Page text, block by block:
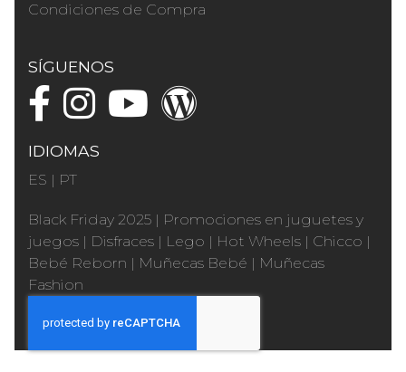
Condiciones de Compra
SÍGUENOS
IDIOMAS
ES | PT
Black Friday 2025 | Promociones en juguetes y
juegos | Disfraces | Lego | Hot Wheels | Chicco |
Bebé Reborn | Muñecas Bebé | Muñecas
Fashion